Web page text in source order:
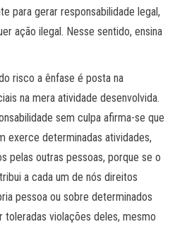
para gerar responsabilidade legal,
ação ilegal. Nesse sentido, ensina
risco a ênfase é posta na
na mera atividade desenvolvida.
sem culpa afirma-se que
exerce determinadas atividades,
pelas outras pessoas, porque se o
a cada um de nós direitos
pessoa ou sobre determinados
toleradas violações deles, mesmo